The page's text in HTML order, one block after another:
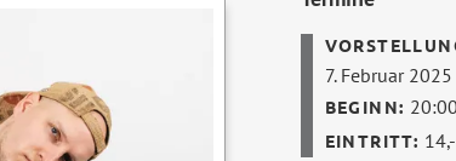
7. Februar 2025